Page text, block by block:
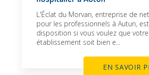
L'Éclat du Morvan, entreprise de
pour les professionnels à Autun,
disposition si vous voulez que votre
établissement soit bien e...
EN SAVOIR